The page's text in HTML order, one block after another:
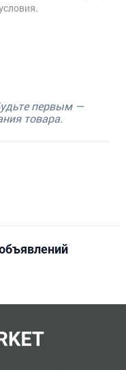
первым —
товара.